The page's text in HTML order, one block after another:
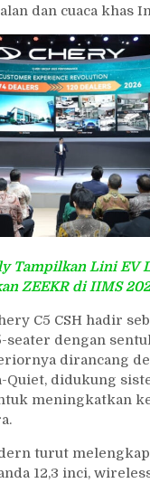
dan cuaca khas
Tampilkan Lini EV
ZEEKR di IIMS
C5 CSH hadir
seater dengan
dirancang
Quiet, didukung
meningkatkan
turut
12,3 inci,